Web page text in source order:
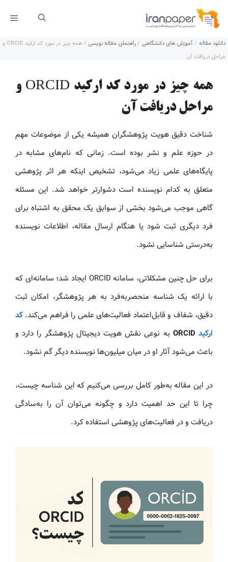
پرش
محتوا
دانلود مقاله /آموزش های دانشگاهی /راهنمای مقاله نویسی/
همه چیز در مورد کد ارکید ORCID و
مراحل دریافت آن
همه چیز در مورد کد ارکید ORCID و
مراحل دریافت آن
شناخت دقیق هویت پژوهشگران همیشه یکی از موضوعات مهم
در حوزه علم و نشر بوده است. زمانی که نام‌های مشابه در
پایگاه‌های علمی زیاد می‌شود، تشخیص اینکه هر اثر پژوهشی
متعلق به کدام نویسنده است دشوارتر خواهد شد. این مسئله
گاهی موجب می‌شود بخشی از سوابق یک محقق به اشتباه برای
فرد دیگری ثبت شود یا هنگام ارسال مقاله، اطلاعات نویسنده
به‌درستی شناسایی نشود.
برای حل چنین مشکلاتی، سامانه ORCID ایجاد شد؛ سامانه‌ای که
با ارائه یک شناسه منحصربه‌فرد به هر پژوهشگر، امکان ثبت
دقیق، شفاف و قابل‌اعتماد فعالیت‌های علمی را فراهم می‌کند. کد
ارکیدORCID
به نوعی نقش هویت دیجیتال پژوهشگر را دارد و
باعث می‌شود آثار او در میان میلیون‌ها نویسنده دیگر گم نشود.
در این مقاله به‌طور کامل بررسی می‌کنیم که این شناسه چیست،
چرا تا این حد اهمیت دارد و چگونه می‌توان آن را به‌سادگی
دریافت و در فعالیت‌های پژوهشی استفاده کرد.